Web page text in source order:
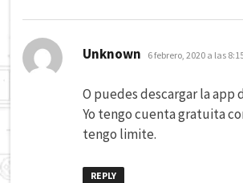
Unknown dice:
6 febrero, 2020 a las
O puedes descargar la app
Yo tengo cuenta gratuita
tengo limite.
REPLY